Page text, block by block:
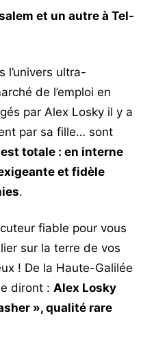
et un autre à Tel-
l’univers ultra-
de l’emploi en
par Alex Losky il y a
par sa fille… sont
totale : en interne
et fidèle
.
fiable pour vous
sur la terre de vos
! De la Haute-Galilée
diront : Alex Losky
», qualité rare